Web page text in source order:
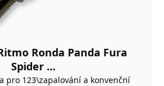
Ronda Panda Fura
Spider ...
pro 123\zapalování a konvenční